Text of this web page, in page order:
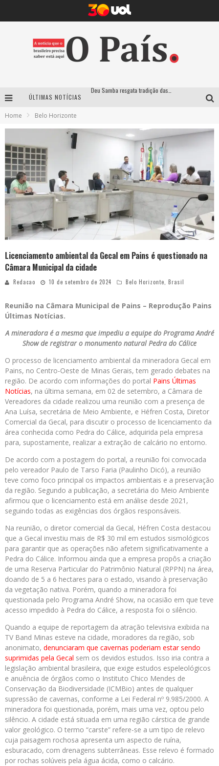
ÚLTIMAS NOTÍCIAS
Suzy Brasil traz humor ácido e contos de fadas “nonsense” para Belo Horizonte com o espetáculo “Uma Noite Horripilante”
Home Belo Horizonte
Licenciamento ambiental da Gecal em Pains é questionado na
Câmara Municipal da cidade
Redacao 10 de setembro de 2024 Belo Horizonte, Brasil
Reunião na Câmara Municipal de Pains – Reprodução Pains
Últimas Notícias.
A mineradora é a mesma que impediu a equipe do Programa André
Show de registrar o monumento natural Pedra do Cálice
O processo de licenciamento ambiental da mineradora Gecal em
Pains, no Centro-Oeste de Minas Gerais, tem gerado debates na
região. De acordo com informações do portal Pains Últimas
Notícias, na última semana, em 02 de setembro, a Câmara de
Vereadores da cidade realizou uma reunião com a presença de
Ana Luísa, secretária de Meio Ambiente, e Héfren Costa, Diretor
Comercial da Gecal, para discutir o processo de licenciamento da
área conhecida como Pedra do Cálice, adquirida pela empresa
para, supostamente, realizar a extração de calcário no entorno.
De acordo com a postagem do portal, a reunião foi convocada
pelo vereador Paulo de Tarso Faria (Paulinho Dicó), a reunião
teve como foco principal os impactos ambientais e a preservação
da região. Segundo a publicação, a secretária do Meio Ambiente
afirmou que o licenciamento está em análise desde 2021,
seguindo todas as exigências dos órgãos responsáveis.
Na reunião, o diretor comercial da Gecal, Héfren Costa destacou
que a Gecal investiu mais de R$ 30 mil em estudos sismológicos
para garantir que as operações não afetem significativamente a
Pedra do Cálice. Informou ainda que a empresa propôs a criação
de uma Reserva Particular do Patrimônio Natural (RPPN) na área,
doando de 5 a 6 hectares para o estado, visando à preservação
da vegetação nativa. Porém, quando a mineradora foi
questionada pelo Programa André Show, na ocasião em que teve
acesso impedido à Pedra do Cálice, a resposta foi o silêncio.
Quando a equipe de reportagem da atração televisiva exibida na
TV Band Minas esteve na cidade, moradores da região, sob
anonimato, denunciaram que cavernas poderiam estar sendo
suprimidas pela Gecal sem os devidos estudos. Isso iria contra a
legislação ambiental brasileira, que exige estudos espeleológicos
e anuência de órgãos como o Instituto Chico Mendes de
Conservação da Biodiversidade (ICMBio) antes de qualquer
supressão de cavernas, conforme a Lei Federal nº 9.985/2000. A
mineradora foi questionada, porém, mais uma vez, optou pelo
silêncio. A cidade está situada em uma região cárstica de grande
valor geológico. O termo “carste” refere-se a um tipo de relevo
cuja paisagem rochosa apresenta um aspecto de ruína,
esburacado, com drenagens subterrâneas. Esse relevo é formado
por rochas solúveis pela água ácida, como o calcário.